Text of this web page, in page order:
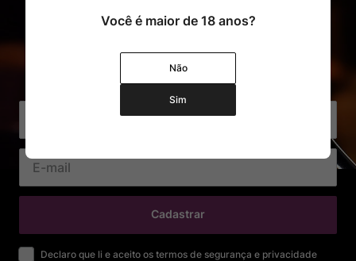
Cadastre o seu e-mail e receba
com exclusividade Ofertas e Novidades
Cadastrar
Declaro que li e aceito os termos de segurança e privacidade
Você é maior de 18 anos?
Não
Sim